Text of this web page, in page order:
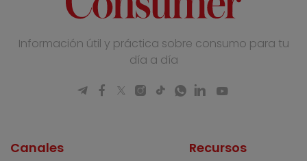
Información útil y práctica sobre consumo para tu
día a día
Canales Recursos